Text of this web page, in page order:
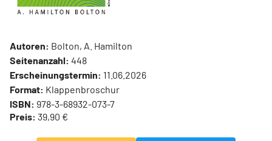
Autoren: Bolton, A. Hamilton
Seitenanzahl: 448
Erscheinungstermin: 11.06.2026
Format: Klappenbroschur
ISBN: 978-3-68932-073-7
Preis: 39,90 €